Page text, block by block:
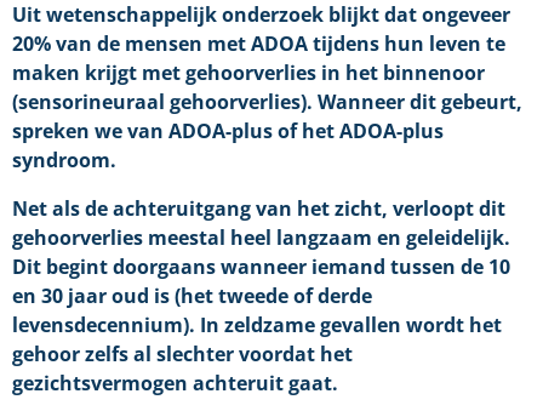
Uit wetenschappelijk onderzoek blijkt dat ongeveer
20% van de mensen met ADOA tijdens hun leven te
maken krijgt met gehoorverlies in het binnenoor
(sensorineuraal gehoorverlies). Wanneer dit gebeurt,
spreken we van ADOA-plus of het ADOA-plus
syndroom.
Net als de achteruitgang van het zicht, verloopt dit
gehoorverlies meestal heel langzaam en geleidelijk.
Dit begint doorgaans wanneer iemand tussen de 10
en 30 jaar oud is (het tweede of derde
levensdecennium). In zeldzame gevallen wordt het
gehoor zelfs al slechter voordat het
gezichtsvermogen achteruit gaat.